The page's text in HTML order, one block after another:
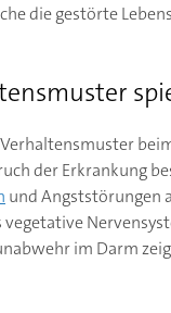
die gestörte
der Erkrankung
und Angststörungen
im Darm